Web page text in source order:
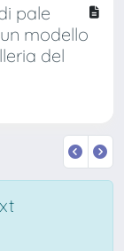
pale
modello
del